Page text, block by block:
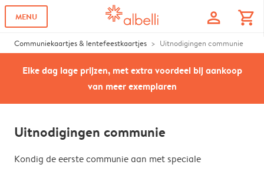
MENU profile shopping_cart
Communiekaartjes & lentefeestkaartjes Uitnodigingen communie
Elke dag lage prijzen, met extra voordeel bij aankoop
van meer exemplaren
Uitnodigingen communie
Kondig de eerste communie aan met speciale